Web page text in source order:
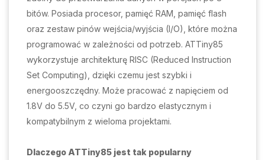
bitów. Posiada procesor, pamięć RAM, pamięć flash
oraz zestaw pinów wejścia/wyjścia (I/O), które można
programować w zależności od potrzeb. ATTiny85
wykorzystuje architekturę RISC (Reduced Instruction
Set Computing), dzięki czemu jest szybki i
energooszczędny. Może pracować z napięciem od
1.8V do 5.5V, co czyni go bardzo elastycznym i
kompatybilnym z wieloma projektami.
Dlaczego ATTiny85 jest tak popularny